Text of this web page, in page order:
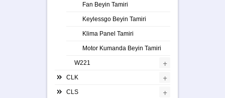
Fan Beyin Tamiri
Keylessgo Beyin Tamiri
Klima Panel Tamiri
Motor Kumanda Beyin Tamiri
W221 +
CLK +
CLS +